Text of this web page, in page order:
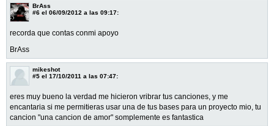
BrAss
#6 el 06/09/2012 a las 09:17:
recorda que contas conmi apoyo
BrAss
mikeshot
#5 el 17/10/2011 a las 07:47:
eres muy bueno la verdad me hicieron vribrar tus canciones, y me
encantaria si me permitieras usar una de tus bases para un proyecto mio, tu
cancion "una cancion de amor" somplemente es fantastica